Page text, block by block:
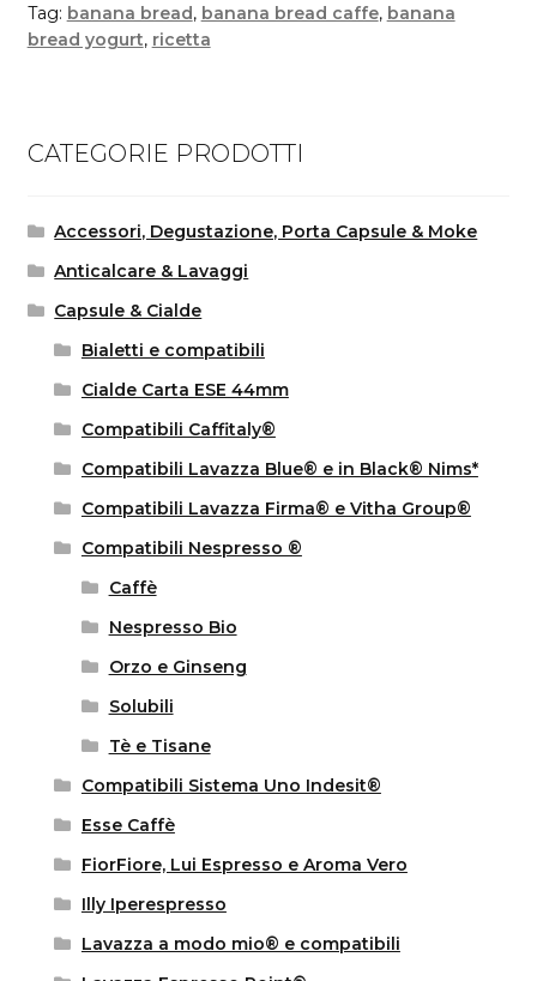
Tag: banana bread, banana bread caffe, banana
bread yogurt, ricetta
CATEGORIE PRODOTTI
Accessori, Degustazione, Porta Capsule & Moke
Anticalcare & Lavaggi
Capsule & Cialde
Bialetti e compatibili
Cialde Carta ESE 44mm
Compatibili Caffitaly®
Compatibili Lavazza Blue® e in Black® Nims*
Compatibili Lavazza Firma® e Vitha Group®
Compatibili Nespresso ®
Caffè
Nespresso Bio
Orzo e Ginseng
Solubili
Tè e Tisane
Compatibili Sistema Uno Indesit®
Esse Caffè
FiorFiore, Lui Espresso e Aroma Vero
Illy Iperespresso
Lavazza a modo mio® e compatibili